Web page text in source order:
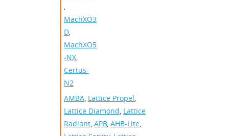
,
MachXO3
D,
MachXO5
-NX,
Certus-
N2
AMBA, Lattice Propel,
Lattice Diamond, Lattice
Radiant, APB, AHB-Lite,